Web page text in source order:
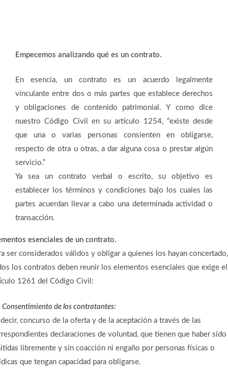
Empecemos analizando qué es un contrato.
En esencia, un contrato es un acuerdo legalmente
vinculante entre dos o más partes que establece derechos
y obligaciones de contenido patrimonial. Y como dice
nuestro Código Civil en su artículo 1254, “existe desde
que una o varias personas consienten en obligarse,
respecto de otra u otras, a dar alguna cosa o prestar algún
servicio.”
Ya sea un contrato verbal o escrito, su objetivo es
establecer los términos y condiciones bajo los cuales las
partes acuerdan llevar a cabo una determinada actividad o
transacción.
esenciales de un contrato.
ser considerados válidos y obligar a quienes los hayan concertado,
los contratos deben reunir los elementos esenciales que exige el
1261 del Código Civil:
Consentimiento de los contratantes:
concurso de la oferta y de la aceptación a través de las
declaraciones de voluntad, que tienen que haber sido
libremente y sin coacción ni engaño por personas físicas o
que tengan capacidad para obligarse.